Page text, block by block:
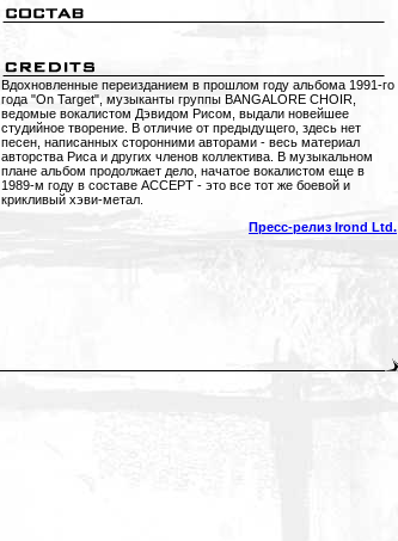
Вдохновленные переизданием в прошлом году альбома 1991-го
года "On Target", музыканты группы BANGALORE CHOIR,
ведомые вокалистом Дэвидом Рисом, выдали новейшее
студийное творение. В отличие от предыдущего, здесь нет
песен, написанных сторонними авторами - весь материал
авторства Риса и других членов коллектива. В музыкальном
плане альбом продолжает дело, начатое вокалистом еще в
1989-м году в соcтаве ACCEPT - это все тот же боевой и
крикливый хэви-метал.
Пресс-релиз Irond Ltd.